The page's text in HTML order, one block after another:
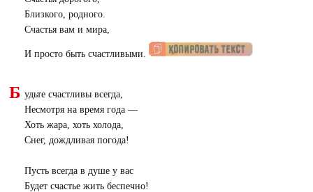
Близкого, родного.
Счастья вам и мира,
И просто быть счастливыми.
Б удьте счастливы всегда,
Несмотря на время года —
Хоть жара, хоть холода,
Снег, дождливая погода!
Пусть всегда в душе у вас
Будет счастье жить беспечно!